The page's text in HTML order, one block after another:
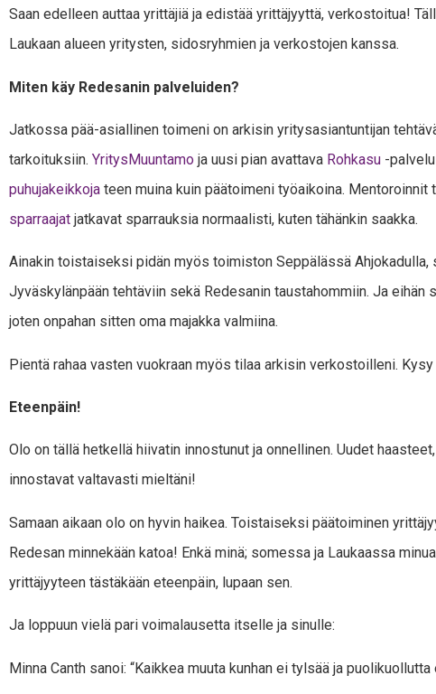
Saan edelleen auttaa yrittäjiä ja edistää yrittäjyyttä, verkostoitua!
Laukaan alueen yritysten, sidosryhmien ja verkostojen kanssa.
Miten käy Redesanin palveluiden?
Jatkossa pää-asiallinen toimeni on arkisin yritysasiantuntijan
tarkoituksiin. YritysMuuntamo ja uusi pian avattava Rohkasu -
puhujakeikkoja teen muina kuin päätoimeni työaikoina.
sparraajat jatkavat sparrauksia normaalisti, kuten tähänkin saakka.
Ainakin toistaiseksi pidän myös toimiston Seppälässä
Jyväskylänpään tehtäviin sekä Redesanin taustahommiin. Ja
joten onpahan sitten oma majakka valmiina.
Pientä rahaa vasten vuokraan myös tilaa arkisin verkostoilleni.
Eteenpäin!
Olo on tällä hetkellä hiivatin innostunut ja onnellinen. Uudet
innostavat valtavasti mieltäni!
Samaan aikaan olo on hyvin haikea. Toistaiseksi päätoiminen
Redesan minnekään katoa! Enkä minä; somessa ja Laukaassa
yrittäjyyteen tästäkään eteenpäin, lupaan sen.
Ja loppuun vielä pari voimalausetta itselle ja sinulle:
Minna Canth sanoi: “Kaikkea muuta kunhan ei tylsää ja